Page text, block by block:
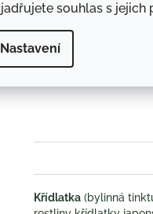
souhlas s jejich
Nastavení
Křídlatka (bylinná